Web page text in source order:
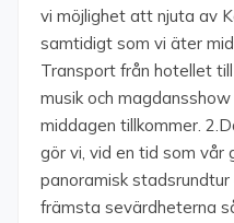
vi möjlighet att njuta av
samtidigt som vi äter
Transport från hotellet
musik och
middagen tillkommer.
gör vi, vid en tid som vår
panoramisk
främsta sevärdheterna